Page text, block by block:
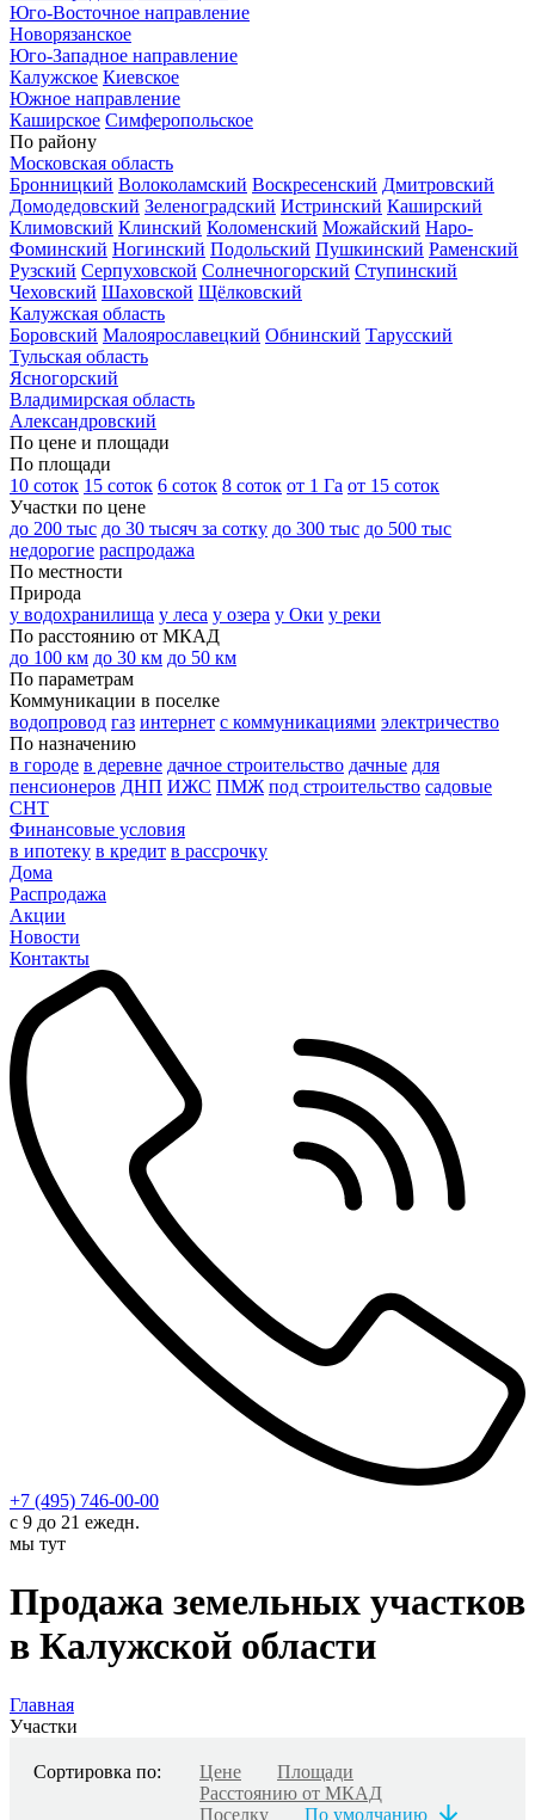
Юго-Восточное направление
Новорязанское
Юго-Западное направление
Калужское Киевское
Южное направление
Каширское Симферопольское
По району
Московская область
Бронницкий Волоколамский Воскресенский Дмитровский
Домодедовский Зеленоградский Истринский Каширский
Климовский Клинский Коломенский Можайский Наро-
Фоминский Ногинский Подольский Пушкинский Раменский
Рузский Серпуховской Солнечногорский Ступинский
Чеховский Шаховской Щёлковский
Калужская область
Боровский Малоярославецкий Обнинский Тарусский
Тульская область
Ясногорский
Владимирская область
Александровский
По цене и площади
По площади
10 соток 15 соток 6 соток 8 соток от 1 Га от 15 соток
Участки по цене
до 200 тыс до 30 тысяч за сотку до 300 тыс до 500 тыс
недорогие распродажа
По местности
Природа
у водохранилища у леса у озера у Оки у реки
По расстоянию от МКАД
до 100 км до 30 км до 50 км
По параметрам
Коммуникации в поселке
водопровод газ интернет с коммуникациями электричество
По назначению
в городе в деревне дачное строительство дачные для
пенсионеров ДНП ИЖС ПМЖ под строительство садовые
СНТ
Финансовые условия
в ипотеку в кредит в рассрочку
Дома
Распродажа
Акции
Новости
Контакты
+7 (495) 746-00-00
с 9 до 21 ежедн.
мы тут
Продажа земельных участков
в Калужской области
Главная
Участки
Сортировка по: Цене
Площади
Расстоянию от МКАД
Поселку
По умолчанию